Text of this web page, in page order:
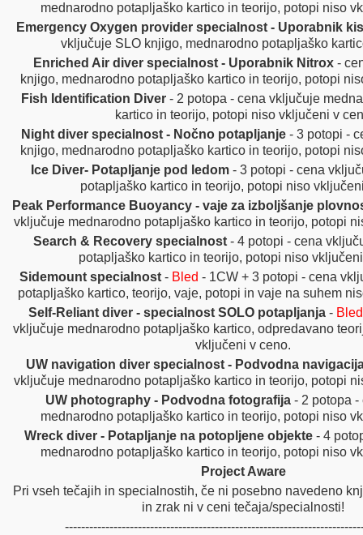
mednarodno potapljaško kartico in teorijo, potopi niso
Emergency Oxygen provider specialnost - Uporabnik
vključuje SLO knjigo, mednarodno potapljaško
Enriched Air diver specialnost - Uporabnik Nitrox -
knjigo, mednarodno potapljaško kartico in teorijo, potopi
Fish Identification Diver - 2 potopa - cena vključuje
kartico in teorijo, potopi niso vključeni v
Night diver specialnost - Nočno potapljanje - 3 potopi -
knjigo, mednarodno potapljaško kartico in teorijo, potopi
Ice Diver- Potapljanje pod ledom - 3 potopi - cena
potapljaško kartico in teorijo, potopi niso
Peak Performance Buoyancy - vaje za izboljšanje
vključuje mednarodno potapljaško kartico in teorijo, potopi
Search & Recovery specialnost - 4 potopi - cena
potapljaško kartico in teorijo, potopi niso
Sidemount specialnost- Bled - 1CW + 3 potopi - cena
potapljaško kartico, teorijo, vaje, potopi in vaje na suhem
Self-Reliant diver - specialnost SOLO potapljanja- Bled
vključuje mednarodno potapljaško kartico, odpredavano
vključeni v ceno.
UW navigation diver specialnost - Podvodna
vključuje mednarodno potapljaško kartico in teorijo, potopi
UW photography - Podvodna fotografija- 2 potopa -
mednarodno potapljaško kartico in teorijo, potopi niso
Wreck diver - Potapljanje na potopljene objekte- 4
mednarodno potapljaško kartico in teorijo, potopi niso
Project Aware
Pri vseh tečajih in specialnostih, če ni posebno navedeno
in zrak ni v ceni tečaja/specialnosti!